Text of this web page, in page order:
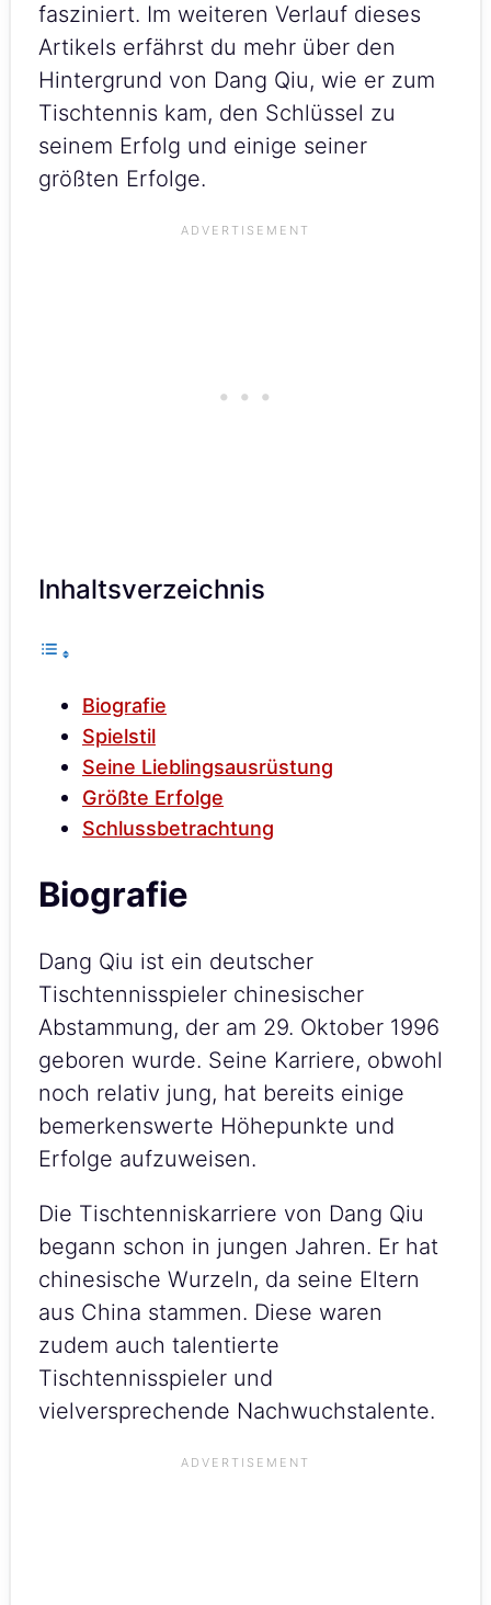
fasziniert. Im weiteren Verlauf dieses
Artikels erfährst du mehr über den
Hintergrund von Dang Qiu, wie er zum
Tischtennis kam, den Schlüssel zu
seinem Erfolg und einige seiner
größten Erfolge.
Inhaltsverzeichnis
Biografie
Spielstil
Seine Lieblingsausrüstung
Größte Erfolge
Schlussbetrachtung
Biografie
Dang Qiu ist ein deutscher
Tischtennisspieler chinesischer
Abstammung, der am 29. Oktober 1996
geboren wurde. Seine Karriere, obwohl
noch relativ jung, hat bereits einige
bemerkenswerte Höhepunkte und
Erfolge aufzuweisen.
Die Tischtenniskarriere von Dang Qiu
begann schon in jungen Jahren. Er hat
chinesische Wurzeln, da seine Eltern
aus China stammen. Diese waren
zudem auch talentierte
Tischtennisspieler und
vielversprechende Nachwuchstalente.